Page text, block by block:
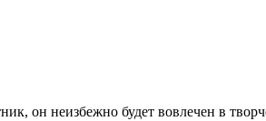
он неизбежно будет вовлечен в